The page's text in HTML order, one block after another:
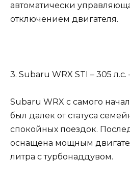
автоматически
отключением двигателя.
3. Subaru WRX STI – 305
Subaru WRX с самого
был далек от статуса
спокойных поездок.
оснащена мощным
литра с турбонаддувом.